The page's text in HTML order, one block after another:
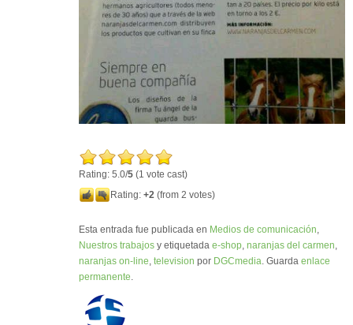
Rating: 5.0/5 (1 vote cast)
Rating: +2 (from 2 votes)
Esta entrada fue publicada en Medios de comunicación,
Nuestros trabajos y etiquetada e-shop, naranjas del carmen,
naranjas on-line, television por DGCmedia. Guarda enlace
permanente.